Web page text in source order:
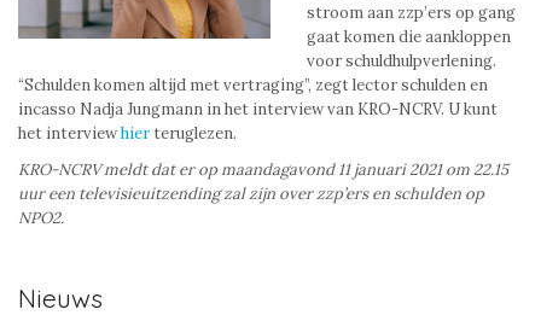
stroom aan zzp’ers op gang
gaat komen die aankloppen
voor schuldhulpverlening.
“Schulden komen altijd met vertraging”, zegt lector schulden en
incasso Nadja Jungmann in het interview van KRO-NCRV. U kunt
het interviewhierteruglezen.
KRO-NCRV meldt dat er op maandagavond 11 januari 2021 om 22.15
uur een televisieuitzending zal zijn over zzp’ers en schulden op
NPO2.
Nieuws